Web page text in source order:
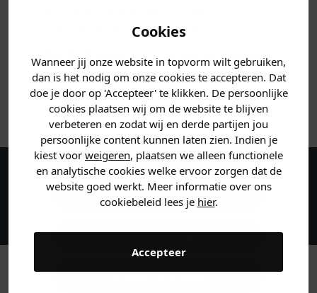
Cookies
Wanneer jij onze website in topvorm wilt gebruiken,
dan is het nodig om onze cookies te accepteren. Dat
doe je door op 'Accepteer' te klikken. De persoonlijke
cookies plaatsen wij om de website te blijven
verbeteren en zodat wij en derde partijen jou
persoonlijke content kunnen laten zien. Indien je
kiest voor weigeren, plaatsen we alleen functionele
en analytische cookies welke ervoor zorgen dat de
website goed werkt. Meer informatie over ons
cookiebeleid lees je hier.
Accepteer
PRODUCTINFORMATIE
MATERIAAL & WASVOORSCHRIFT
ANDERE BESTELDEN OOK
Maak een account aan en ontvang 5%
korting op je eerste bestelling!
korting ontvangen!
Vertel ons waar je naar op
zoek bent en claim direct
jouwkorting.
Heren kleding
Dames kleding
Kids kleding